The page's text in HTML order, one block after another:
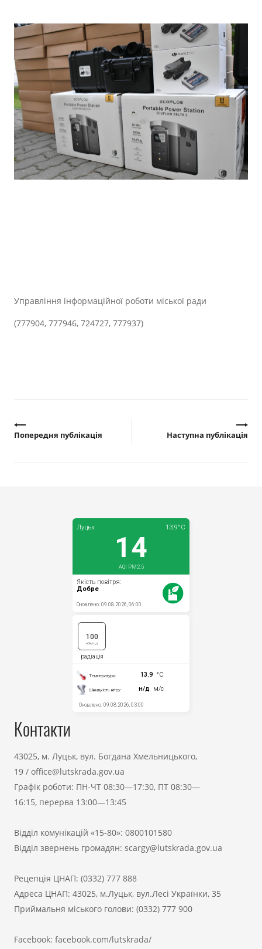
Управління інформаційної роботи міської ради
(777904, 777946, 724727, 777937)
Попередня публікація Наступна публікація
Контакти
43025, м. Луцьк, вул. Богдана Хмельницького,
19 / office@lutskrada.gov.ua
Графік роботи: ПН-ЧТ 08:30—17:30, ПТ 08:30—
16:15, перерва 13:00—13:45
Відділ комунікацій «15-80»: 0800101580
Відділ звернень громадян: scargy@lutskrada.gov.ua
Рецепція ЦНАП: (0332) 777 888
Адреса ЦНАП: 43025, м.Луцьк, вул.Лесі Українки, 35
Приймальня міського голови: (0332) 777 900
Facebook: facebook.com/lutskrada/